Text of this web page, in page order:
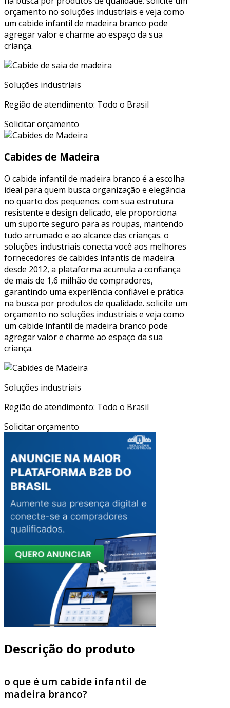
orçamento no soluções industriais e veja como
um cabide infantil de madeira branco pode
agregar valor e charme ao espaço da sua
criança.
Soluções industriais
Região de atendimento: Todo o Brasil
Solicitar orçamento
Cabides de Madeira
O cabide infantil de madeira branco é a escolha
ideal para quem busca organização e elegância
no quarto dos pequenos. com sua estrutura
resistente e design delicado, ele proporciona
um suporte seguro para as roupas, mantendo
tudo arrumado e ao alcance das crianças. o
soluções industriais conecta você aos melhores
fornecedores de cabides infantis de madeira.
desde 2012, a plataforma acumula a confiança
de mais de 1,6 milhão de compradores,
garantindo uma experiência confiável e prática
na busca por produtos de qualidade. solicite um
orçamento no soluções industriais e veja como
um cabide infantil de madeira branco pode
agregar valor e charme ao espaço da sua
criança.
Soluções industriais
Região de atendimento: Todo o Brasil
Solicitar orçamento
Descrição do produto
o que é um cabide infantil de
madeira branco?